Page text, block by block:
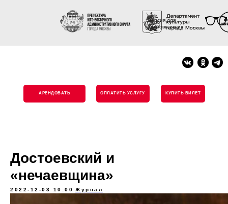
Версия для
слабовидящих
КУПИТЬ БИЛЕТ
АРЕНДОВАТЬ ОПЛАТИТЬ УСЛУГУ
Достоевский и
«нечаевщина»
2022-12-03 10:00 Журнал